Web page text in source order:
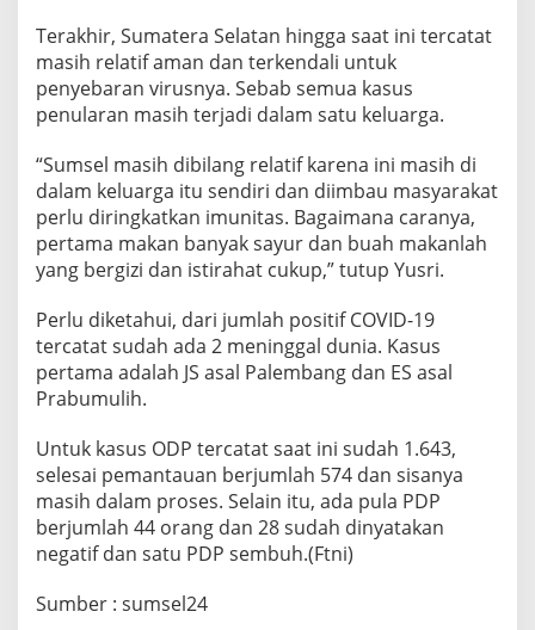
m
p
o
r
2
a
n
m
i
o
k
a
Terakhir, Sumatera Selatan hingga saat ini tercatat
masih relatif aman dan terkendali untuk
penyebaran virusnya. Sebab semua kasus
penularan masih terjadi dalam satu keluarga.
“Sumsel masih dibilang relatif karena ini masih di
dalam keluarga itu sendiri dan diimbau masyarakat
perlu diringkatkan imunitas. Bagaimana caranya,
pertama makan banyak sayur dan buah makanlah
yang bergizi dan istirahat cukup,” tutup Yusri.
Perlu diketahui, dari jumlah positif COVID-19
tercatat sudah ada 2 meninggal dunia. Kasus
pertama adalah JS asal Palembang dan ES asal
Prabumulih.
Untuk kasus ODP tercatat saat ini sudah 1.643,
selesai pemantauan berjumlah 574 dan sisanya
masih dalam proses. Selain itu, ada pula PDP
berjumlah 44 orang dan 28 sudah dinyatakan
negatif dan satu PDP sembuh.(Ftni)
Sumber : sumsel24